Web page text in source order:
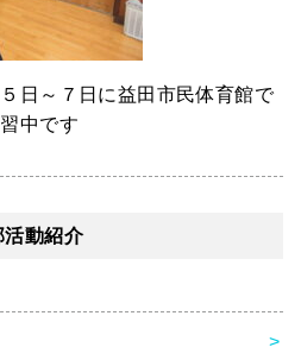
活動紹介
日～７日に益田市民体育館で
中です